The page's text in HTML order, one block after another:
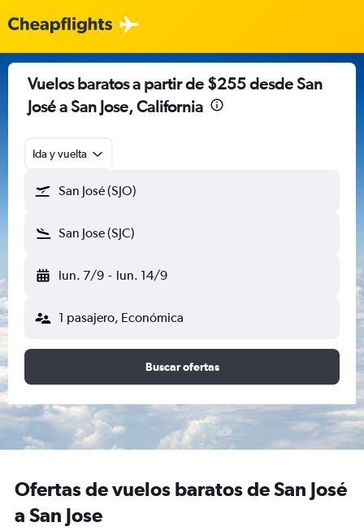
Vuelos baratos a partir de $255 desde San
José a San Jose, California
Ida y vuelta
San José (SJO)
San Jose (SJC)
lun. 7/9 - lun. 14/9
1 pasajero, Económica
Buscar ofertas
Ofertas de vuelos baratos de San José
a San Jose